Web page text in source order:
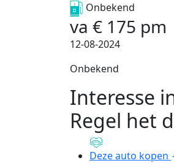
Onbekend
va € 175 pm
12-08-2024
Onbekend
Interesse
Regel het
Deze auto kopen